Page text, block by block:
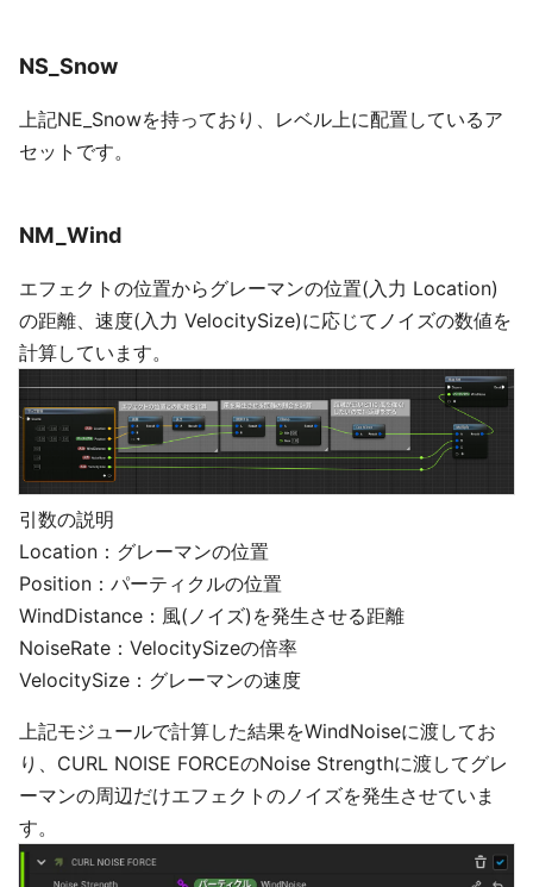
NS_Snow
上記NE_Snowを持っており、レベル上に配置しているア
セットです。
NM_Wind
エフェクトの位置からグレーマンの位置(入力 Location)
の距離、速度(入力 VelocitySize)に応じてノイズの数値を
計算しています。
引数の説明
Location：グレーマンの位置
Position：パーティクルの位置
WindDistance：風(ノイズ)を発生させる距離
NoiseRate：VelocitySizeの倍率
VelocitySize：グレーマンの速度
上記モジュールで計算した結果をWindNoiseに渡してお
り、CURL NOISE FORCEのNoise Strengthに渡してグレ
ーマンの周辺だけエフェクトのノイズを発生させていま
す。